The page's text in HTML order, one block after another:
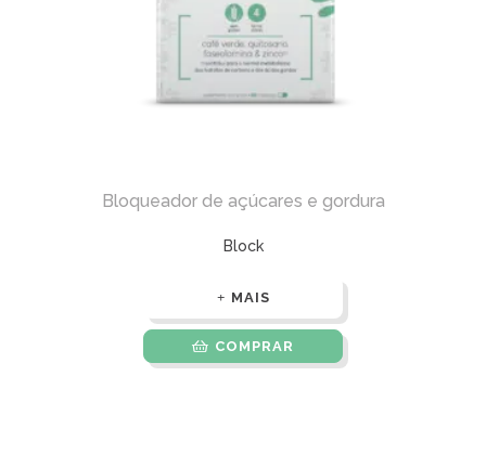
Bloqueador de açúcares e gordura
Block
MAIS
COMPRAR